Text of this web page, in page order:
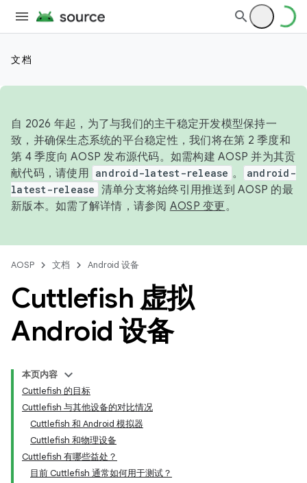
文档
自 2026 年起，为了与我们的主干稳定开发模型保持一
致，并确保生态系统的平台稳定性，我们将在第 2 季度和
第 4 季度向 AOSP 发布源代码。如需构建 AOSP 并为其贡
献代码，请使用 android-latest-release 。
android-
latest-release 清单分支将始终引用推送到 AOSP 的最
新版本。如需了解详情，请参阅 AOSP 变更。
AOSP 文档 Android 设备
Cuttlefish 虚拟
Android 设备
本页内容
Cuttlefish 的目标
Cuttlefish 与其他设备的对比情况
Cuttlefish 和 Android 模拟器
Cuttlefish 和物理设备
Cuttlefish 有哪些益处？
目前 Cuttlefish 通常如何用于测试？